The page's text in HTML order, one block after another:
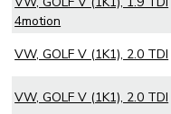
4motion
VW, GOLF V (1K1), 2.0 TDI
VW, GOLF V (1K1), 2.0 TDI